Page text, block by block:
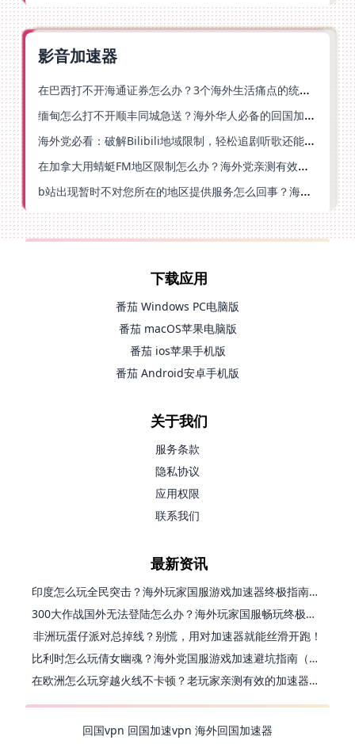
影音加速器
在巴西打不开海通证券怎么办？3个海外生活痛点的统一解决方案
缅甸怎么打不开顺丰同城急送？海外华人必备的回国加速指南（附B站会员游戏解决方案）
海外党必看：破解Bilibili地域限制，轻松追剧听歌还能流畅理财的实用指南
在加拿大用蜻蜓FM地区限制怎么办？海外党亲测有效的回国加速方案
b站出现暂时不对您所在的地区提供服务怎么回事？海外党亲测有效的回国加速方案
下载应用
番茄 Windows PC电脑版
番茄 macOS苹果电脑版
番茄 ios苹果手机版
番茄 Android安卓手机版
关于我们
服务条款
隐私协议
应用权限
联系我们
最新资讯
印度怎么玩全民突击？海外玩家国服游戏加速器终极指南（附原神延迟优化+精灵之境加速器选择）
300大作战国外无法登陆怎么办？海外玩家国服畅玩终极指南（附实测推荐）
非洲玩蛋仔派对总掉线？别慌，用对加速器就能丝滑开跑！
比利时怎么玩倩女幽魂？海外党国服游戏加速避坑指南（附实测推荐）
在欧洲怎么玩穿越火线不卡顿？老玩家亲测有效的加速器选择指南
回国vpn 回国加速vpn 海外回国加速器